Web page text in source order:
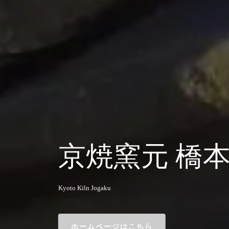
京焼窯元 橋
Kyoto Kiln Jogaku
ホームページはこちら